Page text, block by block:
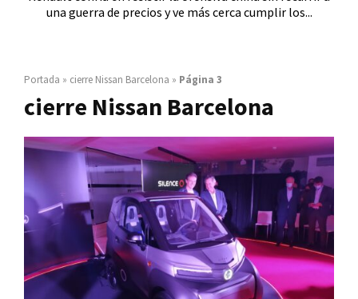
una guerra de precios y ve más cerca cumplir los...
Portada » cierre Nissan Barcelona » Página 3
cierre Nissan Barcelona